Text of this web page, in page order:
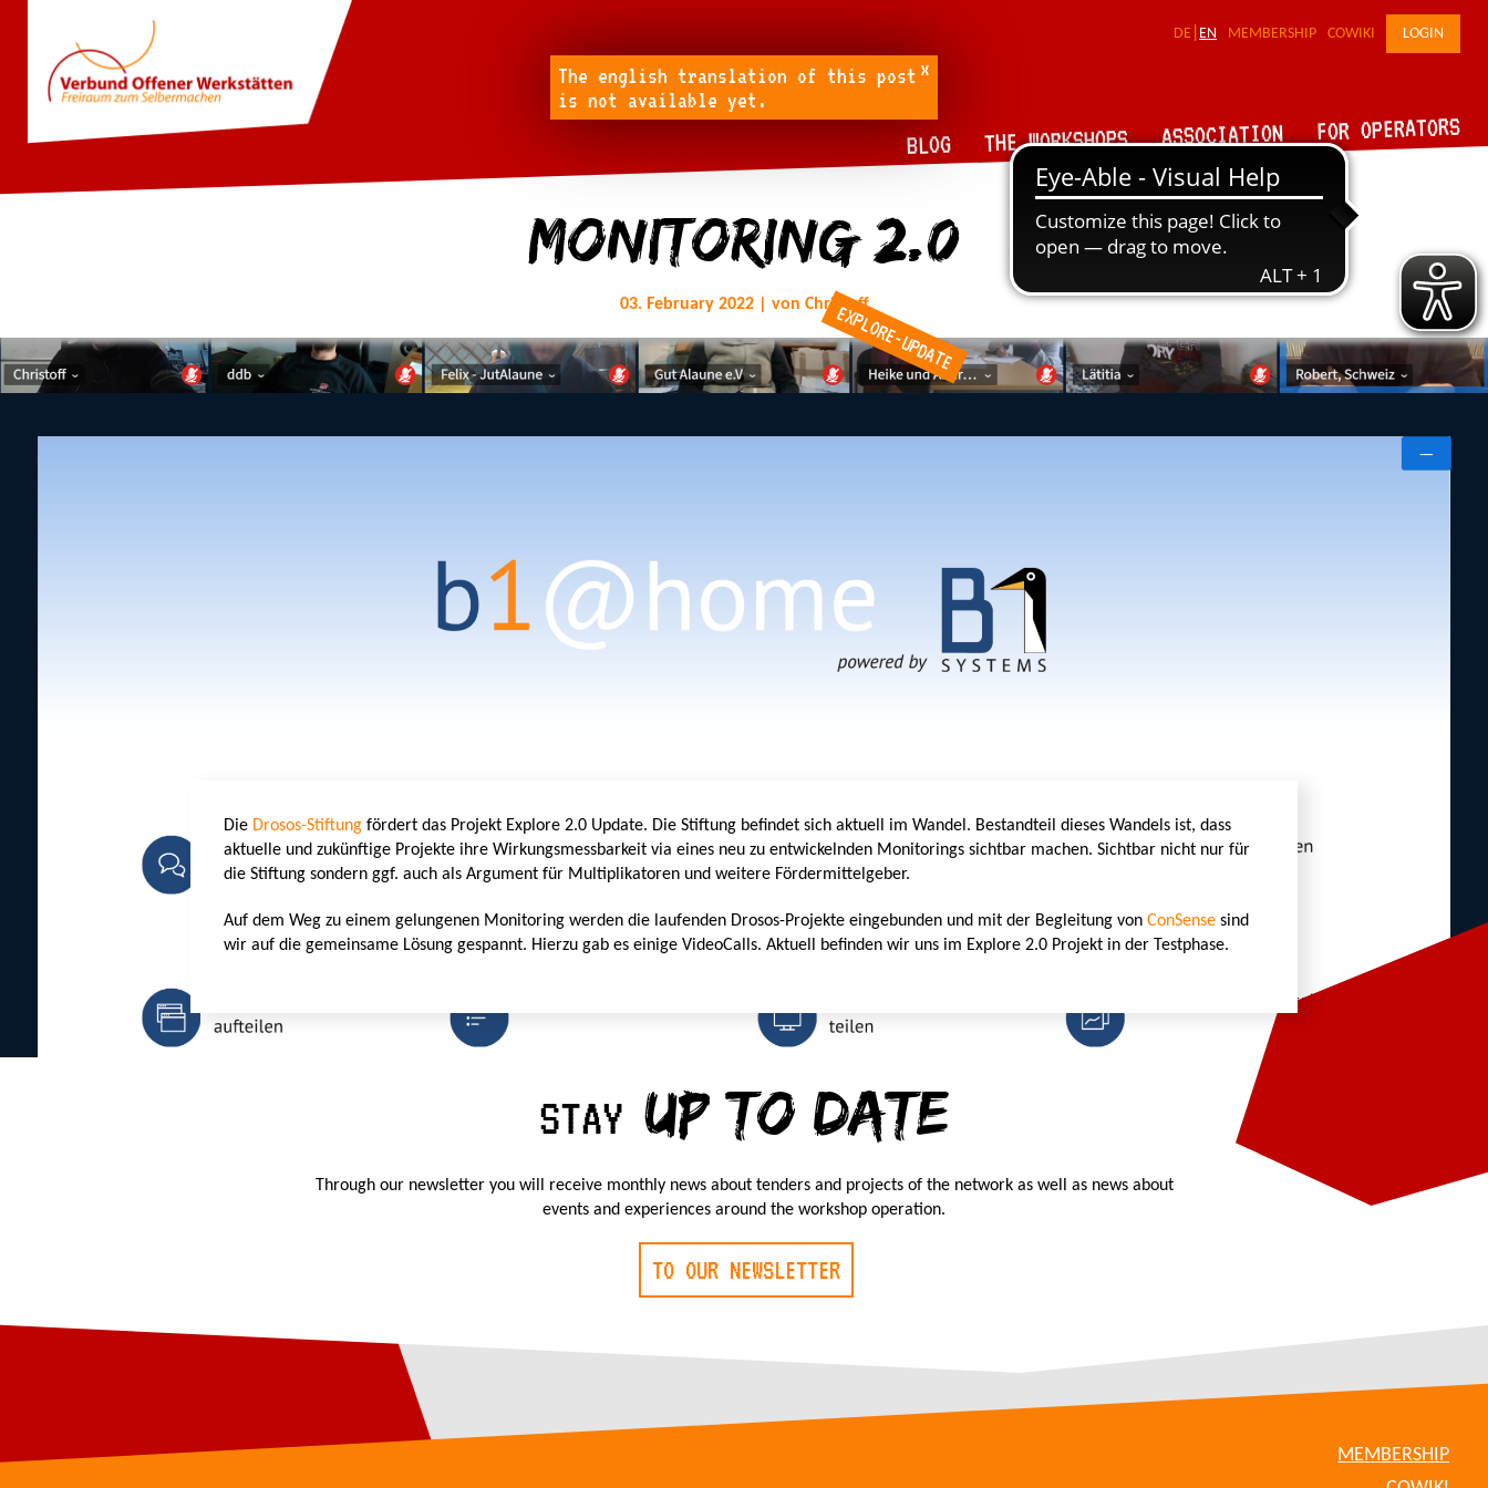
The english translation of this post
is not available yet.
x
DE EN MEMBERSHIP COWIKI LOGIN
BLOG THE WORKSHOPS ASSOCIATION FOR OPERATORS
Monitoring 2.0
03. February 2022 | von ChristoffEXPLORE-UPDATE
Die Drosos-Stiftung fördert das Projekt Explore 2.0 Update. Die Stiftung befindet sich aktuell im Wandel. Bestandteil dieses Wandels ist, dass
aktuelle und zukünftige Projekte ihre Wirkungsmessbarkeit via eines neu zu entwickelnden Monitorings sichtbar machen. Sichtbar nicht nur für
die Stiftung sondern ggf. auch als Argument für Multiplikatoren und weitere Fördermittelgeber.
Auf dem Weg zu einem gelungenen Monitoring werden die laufenden Drosos-Projekte eingebunden und mit der Begleitung von ConSense sind
wir auf die gemeinsame Lösung gespannt. Hierzu gab es einige VideoCalls. Aktuell befinden wir uns im Explore 2.0 Projekt in der Testphase.
STAY UP TO DATE
Through our newsletter you will receive monthly news about tenders and projects of the network as well as news about
events and experiences around the workshop operation.
TO OUR NEWSLETTER
MEMBERSHIP